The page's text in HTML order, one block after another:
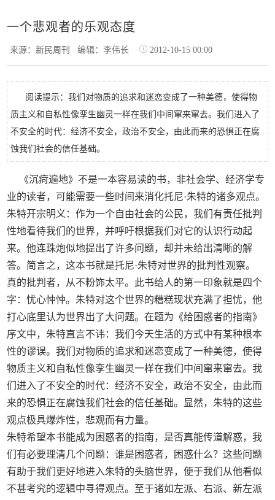
一个悲观者的乐观态度
来源：新民周刊编辑：李伟长 2012-10-15 00:00
阅读提示：我们对物质的追求和迷恋变成了一种美德，使得物
质主义和自私性像孪生幽灵一样在我们中间窜来窜去。我们进入了
不安全的时代：经济不安全，政治不安全，由此而来的恐惧正在腐
蚀我们社会的信任基础。
《沉疴遍地》不是一本容易读的书，非社会学、经济学专
业的读者，可能需要一些时间来消化托尼·朱特的诸多观点。
朱特开宗明义：作为一个自由社会的公民，我们有责任批判
性地看待我们的世界，并呼吁根据我们对它的认识行动起
来。他连珠炮似地提出了许多问题，却并未给出清晰的解
答。简言之，这本书就是托尼·朱特对世界的批判性观察。
真的批判者，从不粉饰太平。此书给人的第一印象就是四个
字：忧心忡忡。朱特对这个世界的糟糕现状充满了担忧，他
打心底里认为世界出了大问题。在题为《给困惑者的指南》
序文中，朱特直言不讳：我们今天生活的方式中有某种根本
性的谬误。我们对物质的追求和迷恋变成了一种美德，使得
物质主义和自私性像孪生幽灵一样在我们中间窜来窜去。我
们进入了不安全的时代：经济不安全，政治不安全，由此而
来的恐惧正在腐蚀我们社会的信任基础。显然，朱特的这些
观点极具爆炸性，悲观而有力量。
朱特希望本书能成为困惑者的指南，是否真能传道解惑，我
们有必要理清几个问题：谁是困惑者，困惑什么？这些问题
有助于我们更好地进入朱特的头脑世界，便于我们从他看似
不甚考究的逻辑中寻得观点。至于诸如左派、右派、新左派